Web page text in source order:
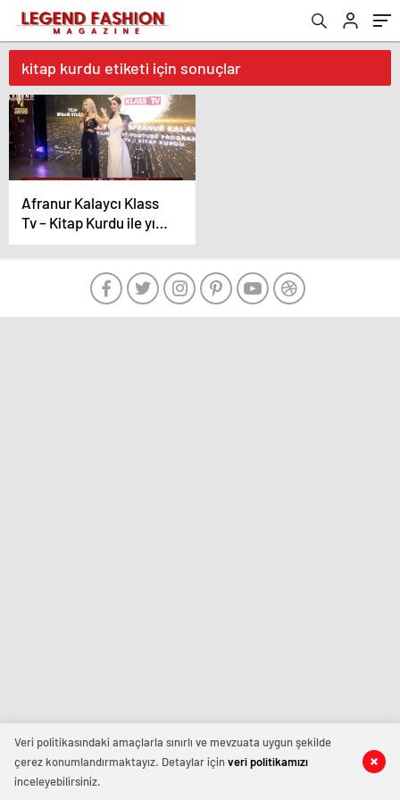
kitap kurdu etiketi için sonuçlar
Afranur Kalaycı Klass
Tv – Kitap Kurdu ile yılın
en başarılı YouTube
programı ödülünü aldı
Veri politikasındaki amaçlarla sınırlı ve mevzuata uygun şekilde
çerez konumlandırmaktayız. Detaylar içinveri politikamızı
inceleyebilirsiniz.